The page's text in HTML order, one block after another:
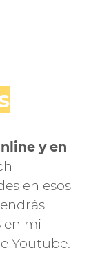
y en
en esos
en mi
Youtube.